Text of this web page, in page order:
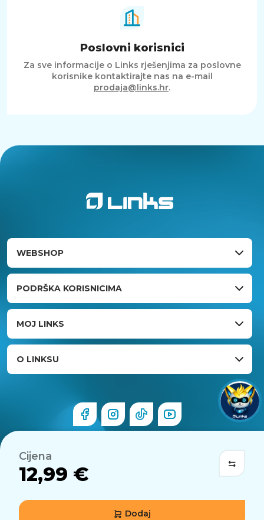
Cijena
12,99 €
Dodaj
Poslovni korisnici
Za sve informacije o Links rješenjima za poslovne
korisnike kontaktirajte nas na e-mail
prodaja@links.hr.
WEBSHOP
PODRŠKA KORISNICIMA
MOJ LINKS
O LINKSU